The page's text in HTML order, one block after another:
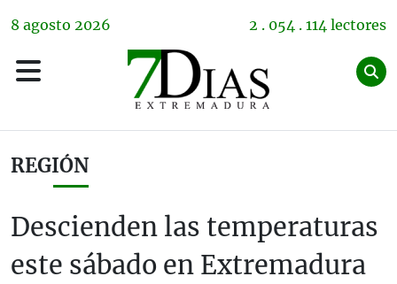
8 agosto 2026 2 . 054 . 114 lectores
REGIÓN
Descienden las temperaturas
este sábado en Extremadura